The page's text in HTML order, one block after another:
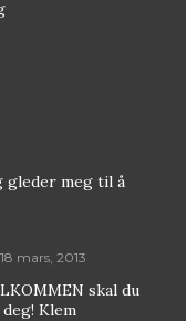
gleder meg til å
18 mars, 2013
skal du
Klem